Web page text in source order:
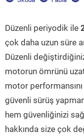
Düzenli periyodik ile
çok daha uzun süre
Düzenli
motorun ömrünü
motor
güvenli sürüş
hem güvenliğinizi
hakkında size çok